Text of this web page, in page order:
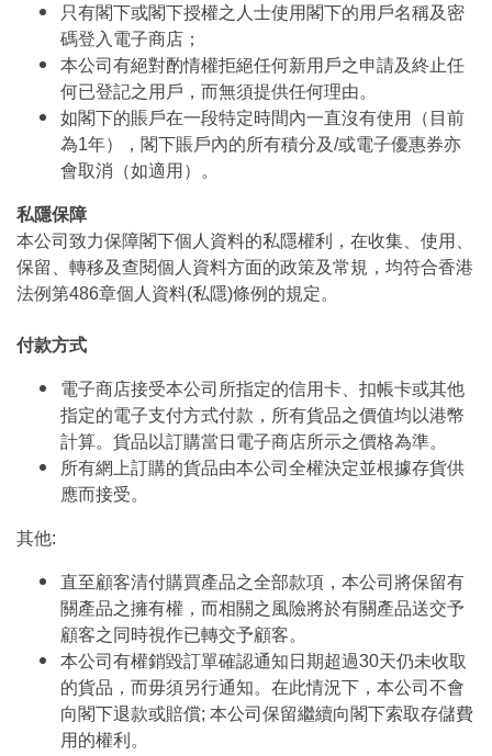
只有閣下或閣下授權之人士使用閣下的用戶名稱及密
碼登入電子商店；
本公司有絕對酌情權拒絕任何新用戶之申請及終止任
何已登記之用戶，而無須提供任何理由。
如閣下的賬戶在一段特定時間內一直沒有使用（目前
為1年），閣下賬戶內的所有積分及/或電子優惠券亦
會取消（如適用）。
私隱保障
本公司致力保障閣下個人資料的私隱權利，在收集、使用、
保留、轉移及查閱個人資料方面的政策及常規，均符合香港
法例第486章個人資料(私隱)條例的規定。
付款方式
電子商店接受本公司所指定的信用卡、扣帳卡或其他
指定的電子支付方式付款，所有貨品之價值均以港幣
計算。貨品以訂購當日電子商店所示之價格為準。
所有網上訂購的貨品由本公司全權決定並根據存貨供
應而接受。
其他:
直至顧客清付購買產品之全部款項，本公司將保留有
關產品之擁有權，而相關之風險將於有關產品送交予
顧客之同時視作已轉交予顧客。
本公司有權銷毀訂單確認通知日期超過30天仍未收取
的貨品，而毋須另行通知。在此情況下，本公司不會
向閣下退款或賠償; 本公司保留繼續向閣下索取存儲費
用的權利。